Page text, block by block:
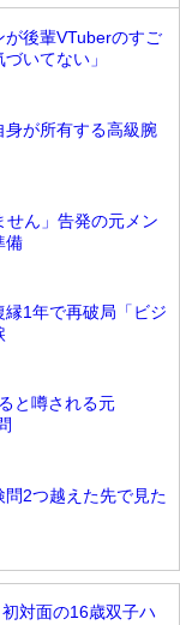
後輩VTuberのすご
いてない」
が所有する高級腕
せん」告発の元メン
備
縁1年で再破局「ビジ
と噂される元
問2つ越えた先で見た
対面の16歳双子ハ